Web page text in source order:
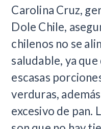
Carolina Cruz,
Dole Chile,
chilenos no se
saludable, ya
escasas
verduras,
excesivo de pan.